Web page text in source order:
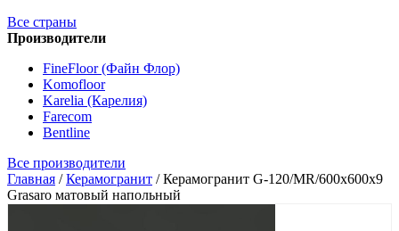
Все страны
Производители
FineFloor (Файн Флор)
Komofloor
Karelia (Карелия)
Farecom
Bentline
Все производители
Главная /Керамогранит /Керамогранит G-120/MR/600x600x9
Grasaro матовый напольный